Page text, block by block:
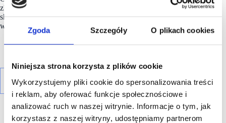
Zgoda Szczegóły O plikach cookies
Niniejsza strona korzysta z plików cookie
Wykorzystujemy pliki cookie do spersonalizowania treści
i reklam, aby oferować funkcje społecznościowe i
analizować ruch w naszej witrynie. Informacje o tym, jak
korzystasz z naszej witryny, udostępniamy partnerom
zlokalizowanych w Polsce. Salon w Avenidzie Poznań jest 5.
sklepem marki w Poznaniu. Salon Cropp znajduje się
w Avenidzie Poznań na poziomie drugim.